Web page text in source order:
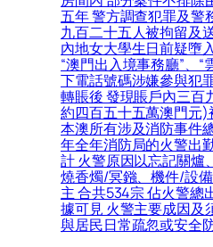
五年 警方調查犯罪及警
九百二十五人被拘留及
內地女大學生日前疑墮
“澳門出入境事務廳”、“
下電話號碼涉嫌參與犯
轉賬後 發現賬戶內三百
約四百五十五萬澳門元
本澳所有涉及消防事件
年全年消防局的火警出
計 火警原因以忘記關爐
燒香燭/冥鏹、機件/設
主 合共534宗 佔火警總
據可見 火警主要成因及
與居民日常疏忽或安全